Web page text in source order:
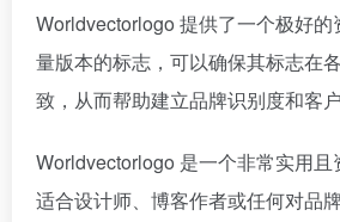
Worldvectorlogo 提供了一个极好
量版本的标志，可以确保其标志在
致，从而帮助建立品牌识别度和客户
Worldvectorlogo 是一个非常实用且
适合设计师、博客作者或任何对品